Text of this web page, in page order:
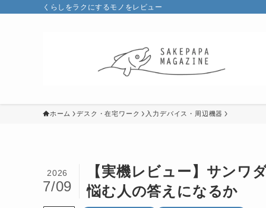
くらしをラクにするモノをレビュー
ホーム デスク・在宅ワーク 入力デバイス・周辺機器
【実機レビュー】サン
悩む人の答えになるか
2026
7/09